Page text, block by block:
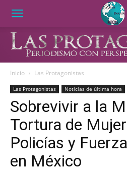
Inicio Las Protagonistas
Las Protagonistas Noticias de última hora
Sobrevivir a la
Tortura de
Policías y
en México